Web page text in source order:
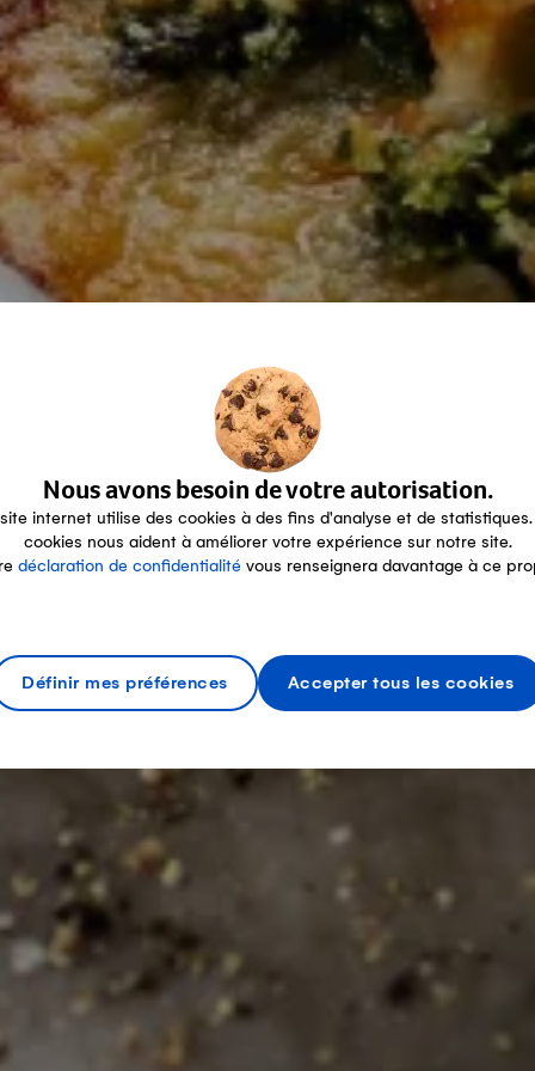
Nous avons besoin de votre autorisation.
internet utilise des cookies à des fins d'analyse et de statistiques.
cookies nous aident à améliorer votre expérience sur notre site.
déclaration de confidentialité vous renseignera davantage à ce
Définir mes préférences Accepter tous les cookies